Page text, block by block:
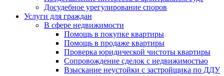
Досудебное урегулирование споров
Услуги для граждан
В сфере недвижимости
Помощь в покупке квартиры
Помощь в продаже квартиры
Проверка юридической чистоты квартиры
Сопровождение сделок с недвижимостью
Взыскание неустойки с застройщика по ДДУ